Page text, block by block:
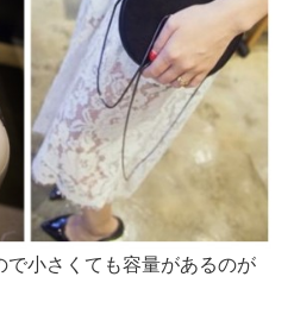
で小さくても容量があるのが